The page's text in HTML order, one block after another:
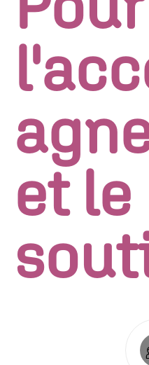
et le